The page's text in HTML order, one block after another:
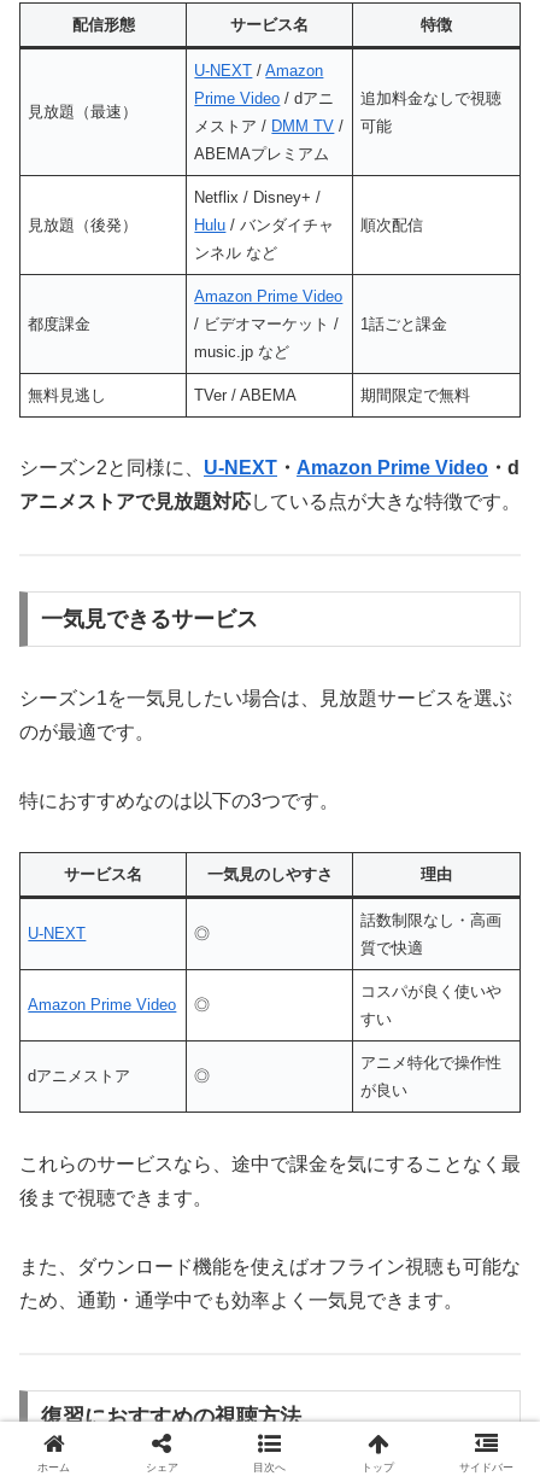
配信形態 サービス名 特徴
見放題（最速）
U-NEXT /Amazon
Prime Video / dアニ
メストア / DMM TV /
ABEMAプレミアム
追加料金なしで視聴
可能
見放題（後発）
Netflix / Disney+ /
Hulu / バンダイチャ
ンネル など
順次配信
都度課金
Amazon Prime Video
/ ビデオマーケット /
music.jp など
1話ごと課金
無料見逃し TVer / ABEMA 期間限定で無料
シーズン2と同様に、 U-NEXT ・ Amazon Prime Video ・d
アニメストアで見放題対応している点が大きな特徴です。
一気見できるサービス
シーズン1を一気見したい場合は、見放題サービスを選ぶ
のが最適です。
特におすすめなのは以下の3つです。
サービス名 一気見のしやすさ 理由
U-NEXT ◎
話数制限なし・高画
質で快適
Amazon Prime Video ◎
コスパが良く使いや
すい
dアニメストア ◎
アニメ特化で操作性
が良い
これらのサービスなら、途中で課金を気にすることなく最
後まで視聴できます。
また、ダウンロード機能を使えばオフライン視聴も可能な
ため、通勤・通学中でも効率よく一気見できます。
復習におすすめの視聴方法
ホーム シェア 目次へ トップ サイドバー